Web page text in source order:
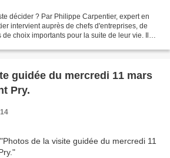
décider ? Par Philippe Carpentier, expert en
intervient auprès de chefs d'entreprises, de
choix importants pour la suite de leur vie. Il
guidée du mercredi 11 mars
Pry.